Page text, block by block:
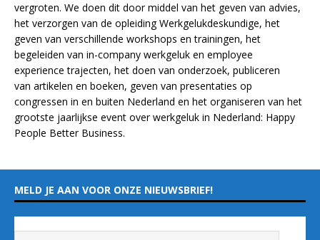
vergroten. We doen dit door middel van het geven van advies,
het verzorgen van de opleidingWerkgelukdeskundige, het
geven van verschillende workshops en trainingen, het
begeleiden van in-company werkgeluk en employee
experiencetrajecten, het doen van onderzoek, publiceren
van artikelen en boeken, geven van presentaties op
congressen in en buiten Nederland en het organiseren van het
grootste jaarlijkse event over werkgeluk in Nederland: Happy
People Better Business.
MELD JE AAN VOOR ONZE NIEUWSBRIEF!